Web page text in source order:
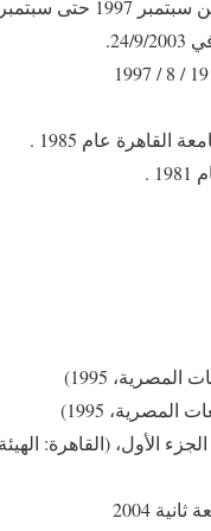
2003 .
عام 1985 .
.
1995)
الأول، (القاهرة: